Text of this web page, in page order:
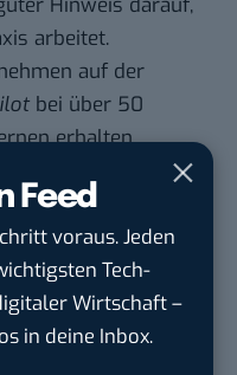
Feed
voraus. Jeden
Tech-
Wirtschaft –
in deine Inbox.
arbeitet.
auf der
bei über 50
erhalten.
es, gute Stories für
internationaler
– BETTERTRUST
Gehör zu
das nächste Level